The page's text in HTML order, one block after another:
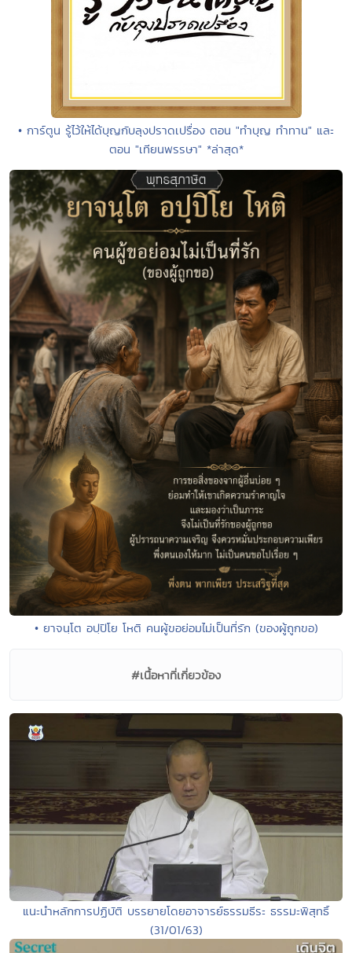
• การ์ตูน รู้ไว้ให้ได้บุญกับลุงปราดเปรื่อง ตอน "ทำบุญ ทำทาน" และ
ตอน "เทียนพรรษา" *ล่าสุด*
• ยาจนฺโต อปฺปิโย โหติ คนผู้ขอย่อมไม่เป็นที่รัก (ของผู้ถูกขอ)
#เนื้อหาที่เกี่ยวข้อง
แนะนำหลักการปฏิบัติ บรรยายโดยอาจารย์ธรรมธีระ ธรรมะพิสุทธิ์
(31/01/63)